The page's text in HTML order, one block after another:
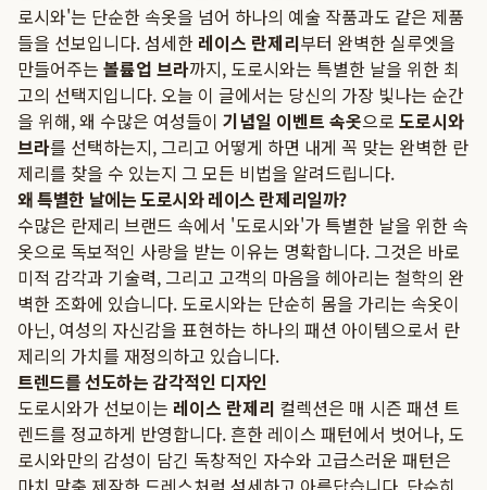
로시와'는 단순한 속옷을 넘어 하나의 예술 작품과도 같은 제품
들을 선보입니다. 섬세한 레이스 란제리부터 완벽한 실루엣을
만들어주는 볼륨업 브라까지, 도로시와는 특별한 날을 위한 최
고의 선택지입니다. 오늘 이 글에서는 당신의 가장 빛나는 순간
을 위해, 왜 수많은 여성들이 기념일 이벤트 속옷으로 도로시와
브라를 선택하는지, 그리고 어떻게 하면 내게 꼭 맞는 완벽한 란
제리를 찾을 수 있는지 그 모든 비법을 알려드립니다.
왜 특별한 날에는 도로시와 레이스 란제리일까?
수많은 란제리 브랜드 속에서 '도로시와'가 특별한 날을 위한 속
옷으로 독보적인 사랑을 받는 이유는 명확합니다. 그것은 바로
미적 감각과 기술력, 그리고 고객의 마음을 헤아리는 철학의 완
벽한 조화에 있습니다. 도로시와는 단순히 몸을 가리는 속옷이
아닌, 여성의 자신감을 표현하는 하나의 패션 아이템으로서 란
제리의 가치를 재정의하고 있습니다.
트렌드를 선도하는 감각적인 디자인
도로시와가 선보이는 레이스 란제리 컬렉션은 매 시즌 패션 트
렌드를 정교하게 반영합니다. 흔한 레이스 패턴에서 벗어나, 도
로시와만의 감성이 담긴 독창적인 자수와 고급스러운 패턴은